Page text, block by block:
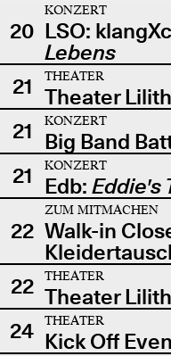
20
KONZERT
LSO:
Lebens
21
THEATER
Theater
21
KONZERT
Big Band
21
KONZERT
Edb: Eddie's
22
ZUM MITMACHEN
Walk-in
22
THEATER
Theater
24
THEATER
Kick Off